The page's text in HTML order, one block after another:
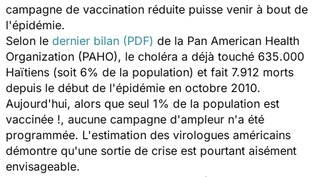
campagne de vaccination réduite puisse venir à bout de
l'épidémie.
Selon le dernier bilan (PDF) de la Pan American Health
Organization (PAHO), le choléra a déjà touché 635.000
Haïtiens (soit 6% de la population) et fait 7.912 morts
depuis le début de l'épidémie en octobre 2010.
Aujourd'hui, alors que seul 1% de la population est
vaccinée !, aucune campagne d'ampleur n'a été
programmée. L'estimation des virologues américains
démontre qu'une sortie de crise est pourtant aisément
envisageable.